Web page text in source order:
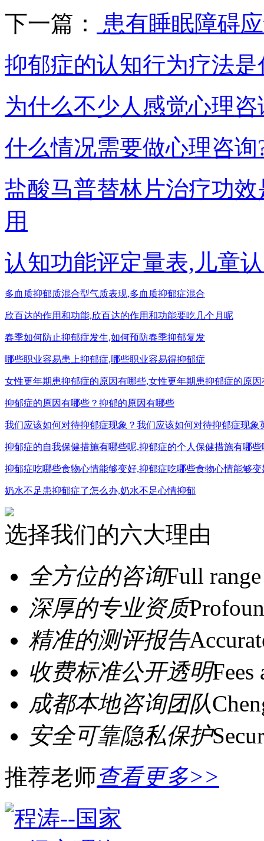
下一篇：
患有睡眠障碍
抑郁症的认知行为疗法
为什么不少人感觉心理
什么情况需要做心理咨询
盐酸马普替林片治疗功
用
认知功能评定量表,儿童
多血质抑郁质混合型气质表现,多血质抑郁症混合
欣百达的作用和功能,欣百达的作用和功能要吃几个月呢
春季如何防止抑郁症发生,如何预防春季抑郁复发
哪些职业容易患上抑郁症,哪些职业容易得抑郁症
女性更年期患抑郁症的原因有哪些,女性更年期患抑郁症的原
抑郁症的原因有哪些？抑郁的原因有哪些
我们应该如何对待抑郁症现象？我们应该如何对待抑郁症现象
抑郁症的自我保健措施有哪些呢,抑郁症的个人保健措施有哪些
抑郁症吃哪些食物心情能够变好,抑郁症吃哪些食物心情能够变
奶水不足患抑郁症了怎么办,奶水不足心情抑郁
选择我们的六大理由
全方位的咨询Full
深厚的专业资质
精准的测评报告
收费标准公开透明Fees
成都本地咨询团队
安全可靠隐私保护
推荐老师查看更多>>